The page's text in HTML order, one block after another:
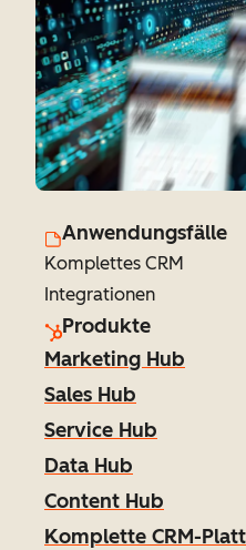
Anwendungsfälle
Komplettes CRM
Integrationen
Produkte
Marketing Hub
Sales Hub
Service Hub
Data Hub
Content Hub
Komplette CRM-